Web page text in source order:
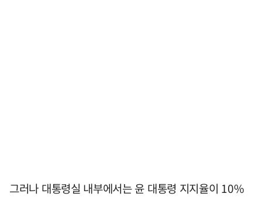
그러나 대통령실 내부에서는 윤 대통령 지지율이 10%